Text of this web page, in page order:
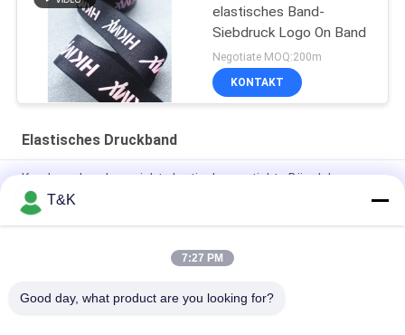
elastisches Band-
Siebdruck Logo On Band
Negotiate MOQ:200m
KONTAKT
Elastisches Druckband
Kundengebundene nicht elastische gestickte Bügel des
Polyester-gewebten Materials
Bunter Logo Nylon 5cm druckte elastisches Band
Gesponnener Jacquardwebstuhl-elastischer NylonbH gurtet
T&K
7:27 PM
Good day, what product are you looking for?